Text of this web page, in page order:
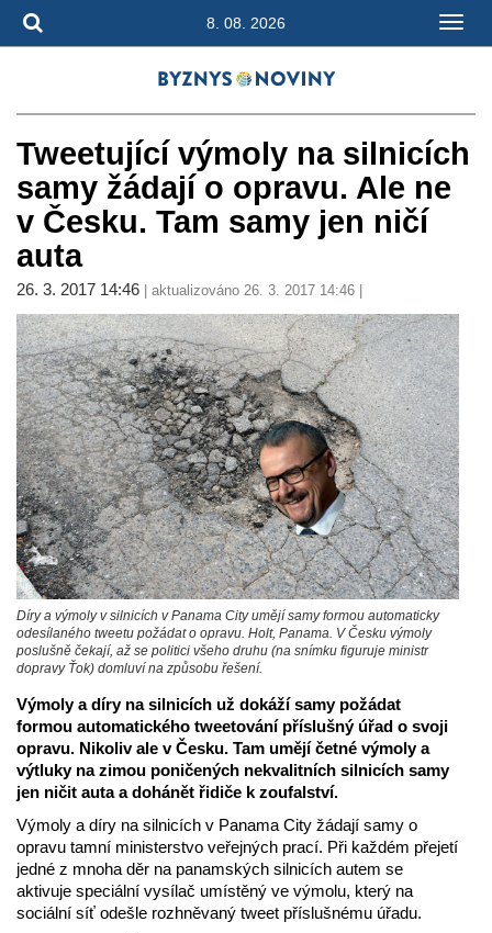
8. 08. 2026
Tweetující výmoly na silnicích
samy žádají o opravu. Ale ne
v Česku. Tam samy jen ničí
auta
26. 3. 2017 14:46 | aktualizováno 26. 3. 2017 14:46 |
Díry a výmoly v silnicích v Panama City umějí samy formou automaticky
odesílaného tweetu požádat o opravu. Holt, Panama. V Česku výmoly
poslušně čekají, až se politici všeho druhu (na snímku figuruje ministr
dopravy Ťok) domluví na způsobu řešení.
Výmoly a díry na silnicích už dokáží samy požádat
formou automatického tweetování příslušný úřad o svoji
opravu. Nikoliv ale v Česku. Tam umějí četné výmoly a
výtluky na zimou poničených nekvalitních silnicích samy
jen ničit auta a dohánět řidiče k zoufalství.
Výmoly a díry na silnicích v Panama City žádají samy o
opravu tamní ministerstvo veřejných prací. Při každém přejetí
jedné z mnoha děr na panamských silnicích autem se
aktivuje speciální vysílač umístěný ve výmolu, který na
sociální síť odešle rozhněvaný tweet příslušnému úřadu.